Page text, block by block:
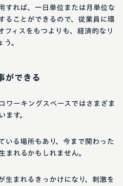
すれば、一日単位または月単位な
ることができるので、従業員に環
フィスをもつよりも、経済的なリ
。
ができる
ワーキングスペースではさまざま
ます。
いる場所もあり、今まで関わった
まれるかもしれません。
生まれるきっかけになり、刺激を